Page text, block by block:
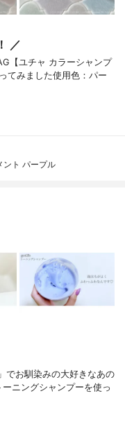
／
【ユチャ カラーシャンプ
てみました⁡使用色：パー
ント パープル
お馴染みの大好きなあの
ニングシャンプーを使っ